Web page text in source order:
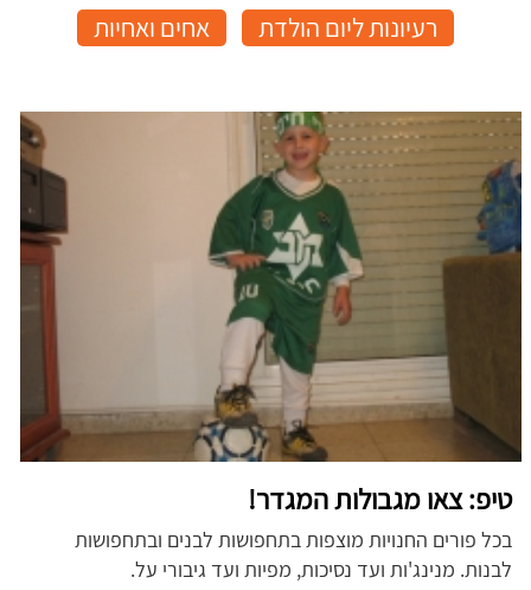
רעיונות ליום הולדת
אחים ואחיות
טיפ: צאו מגבולות המגדר!
בכל פורים החנויות מוצפות בתחפושות לבנים ובתחפושות
לבנות. מנינג'ות ועד נסיכות, מפיות ועד גיבורי על.